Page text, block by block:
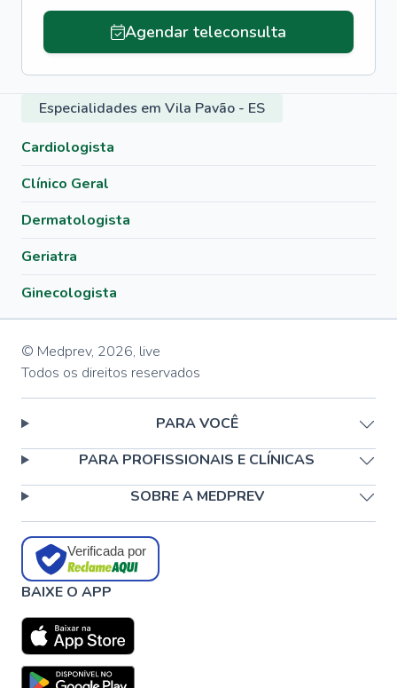
Agendar teleconsulta
Especialidades em Vila Pavão - ES
Cardiologista
Clínico Geral
Dermatologista
Geriatra
Ginecologista
© Medprev, 2026, live
Todos os direitos reservados
PARA VOCÊ
PARA PROFISSIONAIS E CLÍNICAS
SOBRE A MEDPREV
Verificada por
BAIXE O APP